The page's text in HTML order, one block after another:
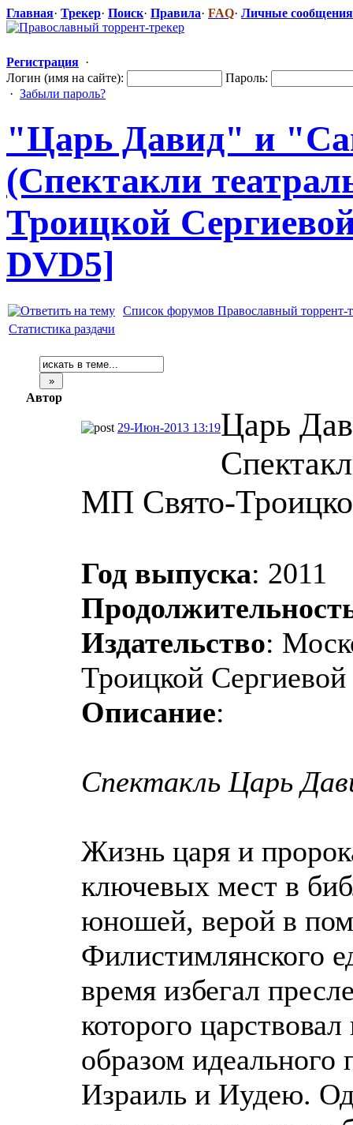
Главная· Трекер· Поиск· Правила· FAQ· Личные сообщения
Регистрация ·
Логин (имя на сайте):
Пароль:
· Забыли пароль?
"Царь Давид" и
(Спектакли
Троицк​ой
DVD5]
Список форумов Православный торрент-
Статистика раздачи
Автор
29-Июн-2013 13:19Царь
МП Свято-
Год выпуска: 2011
Издательство:
Троицкой
Описание:
Спектакль Царь
Жизнь царя и
ключевых мест в
юношей, верой в
Филистимлянского
время избегал
которого
образом идеального
Израиль и Иудею.